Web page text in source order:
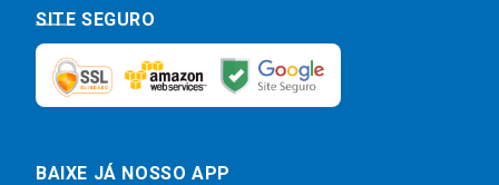
SITE SEGURO
BAIXE JÁ NOSSO APP